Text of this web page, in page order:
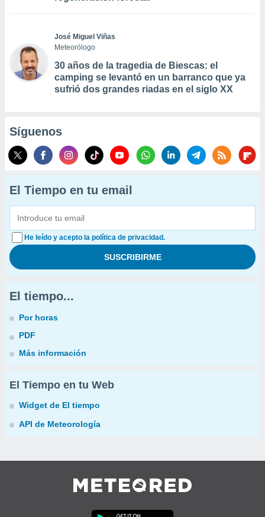
José Miguel Viñas
Meteorólogo
30 años de la tragedia de Biescas: el
camping se levantó en un barranco que ya
sufrió dos grandes riadas en el siglo XX
Síguenos
El Tiempo en tu email
He leído y acepto la política de privacidad.
El tiempo...
Por horas
PDF
Más información
El Tiempo en tu Web
Widget de El tiempo
API de Meteorología